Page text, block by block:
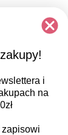
i
na
zapisowi